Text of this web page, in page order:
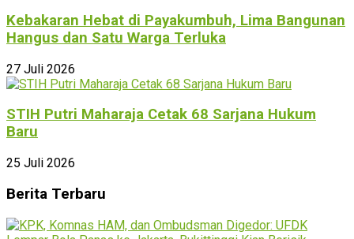
Kebakaran Hebat di Payakumbuh, Lima Bangunan
Hangus dan Satu Warga Terluka
27 Juli 2026
STIH Putri Maharaja Cetak 68 Sarjana Hukum
Baru
25 Juli 2026
Berita Terbaru